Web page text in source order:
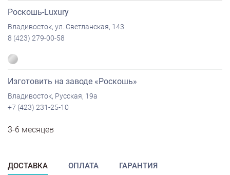
Роскошь-Luxury
Владивосток, ул. Светланская, 143
8 (423) 279-00-58
Изготовить на заводе «Роскошь»
Владивосток, Русская, 19а
+7 (423) 231-25-10
3-6 месяцев
ДОСТАВКА ОПЛАТА ГАРАНТИЯ